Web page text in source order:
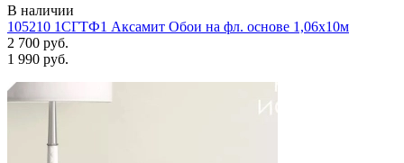
В наличии
105210 1СГТФ1 Аксамит Обои на фл. основе 1,06х10м
2 700 руб.
1 990 руб.